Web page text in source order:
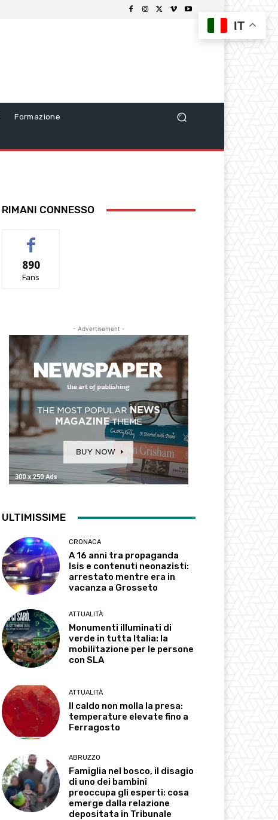
Formazione
RIMANI CONNESSO
890
Fans
- Advertisement -
ULTIMISSIME
CRONACA
A 16 anni tra propaganda
Isis e contenuti neonazisti:
arrestato mentre era in
vacanza a Grosseto
ATTUALITÀ
Monumenti illuminati di
verde in tutta Italia: la
mobilitazione per le persone
con SLA
ATTUALITÀ
Il caldo non molla la presa:
temperature elevate fino a
Ferragosto
ABRUZZO
Famiglia nel bosco, il disagio
di uno dei bambini
preoccupa gli esperti: cosa
emerge dalla relazione
depositata in Tribunale
IT